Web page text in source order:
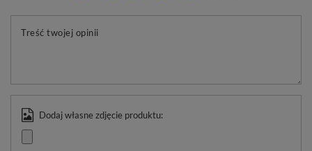
Treść twojej opinii
Dodaj własne zdjęcie produktu: